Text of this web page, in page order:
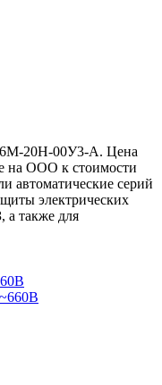
20Н-00У3-А. Цена
на ООО к стоимости
серий
электрических
а также для